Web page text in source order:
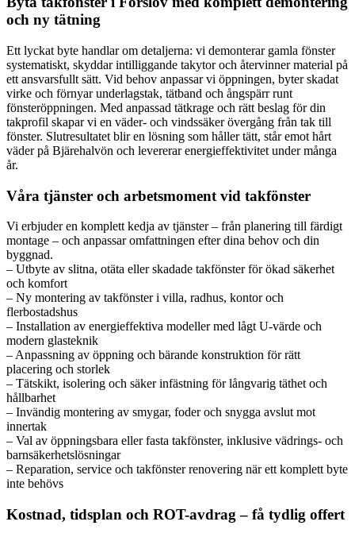
och ny tätning
Ett lyckat byte handlar om detaljerna: vi demonterar gamla fönster
systematiskt, skyddar intilliggande takytor och återvinner material på
ett ansvarsfullt sätt. Vid behov anpassar vi öppningen, byter skadat
virke och förnyar underlagstak, tätband och ångspärr runt
fönsteröppningen. Med anpassad tätkrage och rätt beslag för din
takprofil skapar vi en väder- och vindssäker övergång från tak till
fönster. Slutresultatet blir en lösning som håller tätt, står emot hårt
väder på Bjärehalvön och levererar energieffektivitet under många
år.
Våra tjänster och arbetsmoment vid takfönster
Vi erbjuder en komplett kedja av tjänster – från planering till färdigt
montage – och anpassar omfattningen efter dina behov och din
byggnad.
– Utbyte av slitna, otäta eller skadade takfönster för ökad säkerhet
och komfort
– Ny montering av takfönster i villa, radhus, kontor och
flerbostadshus
– Installation av energieffektiva modeller med lågt U-värde och
modern glasteknik
– Anpassning av öppning och bärande konstruktion för rätt
placering och storlek
– Tätskikt, isolering och säker infästning för långvarig täthet och
hållbarhet
– Invändig montering av smygar, foder och snygga avslut mot
innertak
– Val av öppningsbara eller fasta takfönster, inklusive vädrings- och
barnsäkerhetslösningar
– Reparation, service och takfönster renovering när ett komplett byte
inte behövs
Kostnad, tidsplan och ROT-avdrag – få tydlig offert